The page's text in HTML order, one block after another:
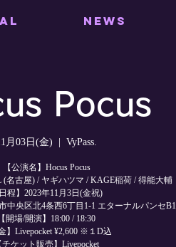
NEWS
Pocus
月03日(金) VyPass.
【公演名】Hocus Pocus
(名古屋) / ヤギハツマ / KAGE稲荷 / 得能大輔
日程】2023年11月3日(金祝)
中央区北4条西6丁目1-1 エターナルパンセB1
【開場/開演】18:00 / 18:30
金】Livepocket ¥2,600 ※１D込
チケット販売】Livepocket